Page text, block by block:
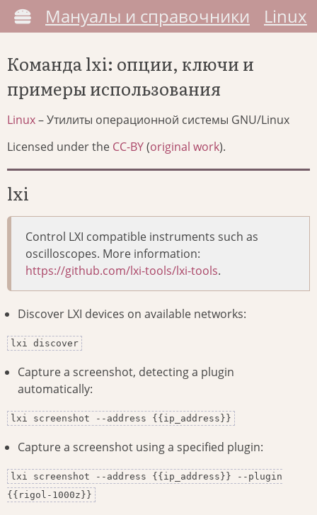
Мануалы и справочники Linux
Команда lxi: опции, ключи и
примеры использования
Linux– Утилиты операционной системы GNU/Linux
Licensed under the CC-BY(original work).
lxi
Control LXI compatible instruments such as
oscilloscopes. More information:
https://github.com/lxi-tools/lxi-tools.
Discover LXI devices on available networks:
lxi discover
Capture a screenshot, detecting a plugin
automatically:
lxi screenshot --address {{ip_address}}
Capture a screenshot using a specified plugin:
lxi screenshot --address {{ip_address}} --plugin
{{rigol-1000z}}